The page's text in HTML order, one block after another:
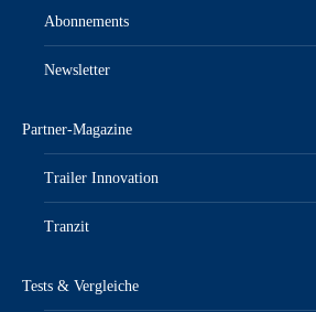
Abonnements
Newsletter
Partner-Magazine
Trailer Innovation
Tranzit
Tests & Vergleiche